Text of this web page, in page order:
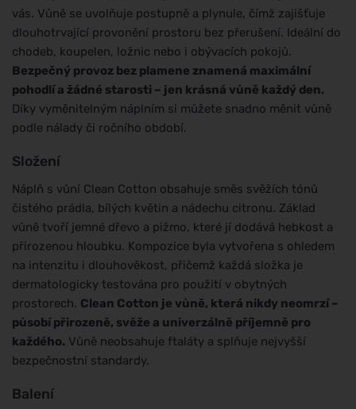
vás. Vůně se uvolňuje postupně a plynule, čímž zajišťuje
dlouhotrvající provonění prostoru bez přerušení. Ideální do
chodeb, koupelen, ložnic nebo i obývacích pokojů.
Bezpečný provoz bez plamene znamená maximální
pohodlí a žádné starosti – jen krásná vůně každý den.
Díky vyměnitelným náplním si můžete snadno měnit vůně
podle nálady či ročního období.
Složení
Náplň s vůní Clean Cotton obsahuje směs svěžích tónů
čistého prádla, bílých květin a nádechu citronu. Základ
vůně tvoří jemné dřevo a pižmo, které jí dodává hebkost a
přirozenou hloubku. Kompozice byla vytvořena s ohledem
na intenzitu i dlouhověkost, přičemž každá složka je
dermatologicky testována pro použití v obytných
prostorech. Clean Cotton je vůně, která nikdy neomrzí –
působí přirozeně, svěže a univerzálně příjemně pro
každého. Vůně neobsahuje ftaláty a splňuje nejvyšší
bezpečnostní standardy.
Balení